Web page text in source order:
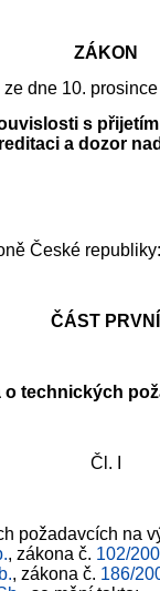
ZÁKON
ze dne 10.
s
a dozor
České republiky:
ČÁST PRVNÍ
o technických
Čl. I
požadavcích na
, zákona č. 102/
, zákona č. 186/
náhrady